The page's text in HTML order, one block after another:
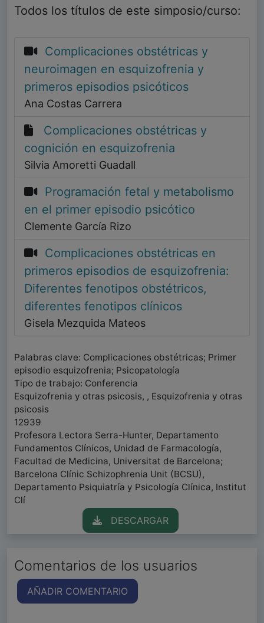
Todos los títulos de este simposio/curso:
Complicaciones obstétricas y
neuroimagen en esquizofrenia y
primeros episodios psicóticos
Ana Costas Carrera
Complicaciones obstétricas y
cognición en esquizofrenia
Silvia Amoretti Guadall
Programación fetal y metabolismo
en el primer episodio psicótico
Clemente García Rizo
Complicaciones obstétricas en
primeros episodios de esquizofrenia:
Diferentes fenotipos obstétricos,
diferentes fenotipos clínicos
Gisela Mezquida Mateos
Palabras clave: Complicaciones obstétricas; Primer
episodio esquizofrenia; Psicopatología
Tipo de trabajo: Conferencia
Esquizofrenia y otras psicosis, , Esquizofrenia y otras
psicosis
12939
Profesora Lectora Serra-Hunter, Departamento
Fundamentos Clínicos, Unidad de Farmacología,
Facultad de Medicina, Universitat de Barcelona;
Barcelona Clínic Schizophrenia Unit (BCSU),
Departamento Psiquiatría y Psicología Clínica, Institut
Clí
DESCARGAR
Comentarios de los usuarios
AÑADIR COMENTARIO